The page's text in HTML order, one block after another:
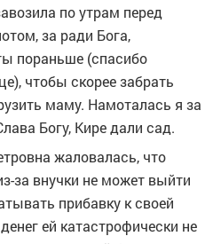
по утрам перед
за ради Бога,
пораньше (спасибо
чтобы скорее забрать
маму. Намоталась я за
Богу, Кире дали сад.
жаловалась, что
за внучки не может выйти
прибавку к своей
ей катастрофически не